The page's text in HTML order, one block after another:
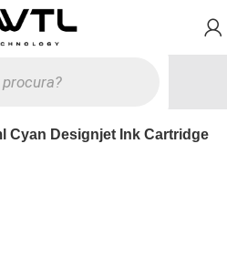
Cyan Designjet Ink Cartridge